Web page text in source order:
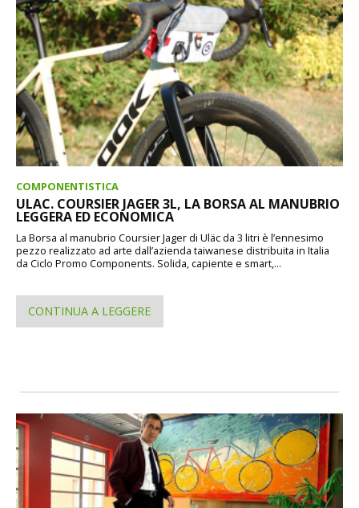
COMPONENTISTICA
ULAC. COURSIER JAGER 3L, LA BORSA AL MANUBRIO
LEGGERA ED ECONOMICA
La Borsa al manubrio Coursier Jager di Uläc da 3 litri è l’ennesimo
pezzo realizzato ad arte dall’azienda taiwanese distribuita in Italia
da Ciclo Promo Components. Solida, capiente e smart,...
CONTINUA A LEGGERE